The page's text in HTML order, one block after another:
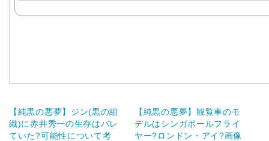
【純黒の悪夢】ジン(黒の組
織)に赤井秀一の生存はバレ
ていた?可能性について考
【純黒の悪夢】観覧車のモ
デルはシンガポールフライ
ヤー?ロンドン・アイ?画像